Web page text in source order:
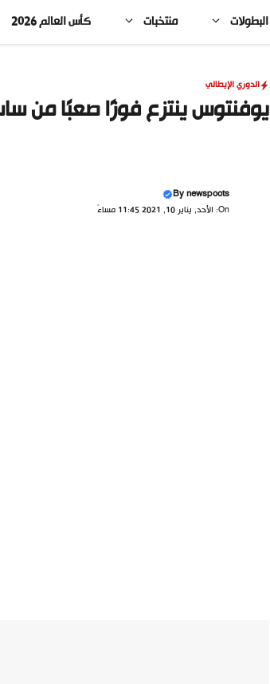
البطولات منتخبات كأس العالم 2026
الدوري الإيطالي
يوفنتوس ينتزع فوزًا صعبًا من
Bynewspoots
On: الأحد, يناير 10, 2021 11:45 مساءً